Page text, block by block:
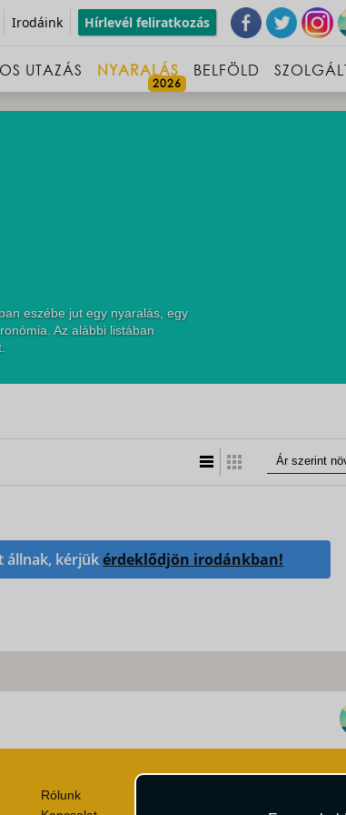
Irodáink Hírlevél feliratkozás
UTAZÁS NYARALÁS BELFÖLD
eszébe jut egy nyaralás, egy
Az alábbi listában
állnak, kérjükérdeklődjön irodánkban!
Rólunk